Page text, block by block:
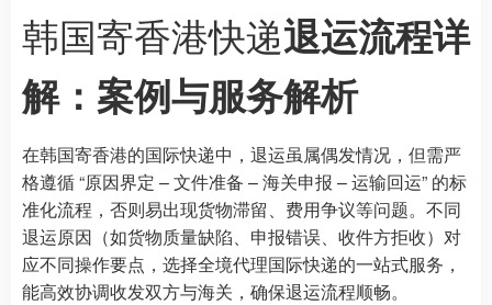
韩国寄香港快递退运流程详
解：案例与服务解析
在韩国寄香港的国际快递中，退运虽属偶发情况，但需严
格遵循 “原因界定 – 文件准备 – 海关申报 – 运输回运” 的标
准化流程，否则易出现货物滞留、费用争议等问题。不同
退运原因（如货物质量缺陷、申报错误、收件方拒收）对
应不同操作要点，选择全境代理国际快递的一站式服务，
能高效协调收发双方与海关，确保退运流程顺畅。